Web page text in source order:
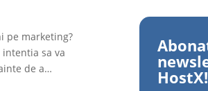
pe marketing?
sa va
de a…
HostX!